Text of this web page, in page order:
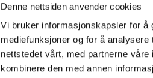
Denne nettsiden anvender cookies
Vi bruker informasjonskapsler for å
mediefunksjoner og for å
nettstedet vårt, med partnerne
kombinere den med annen
KONTAKT
Storgata 6,
2050